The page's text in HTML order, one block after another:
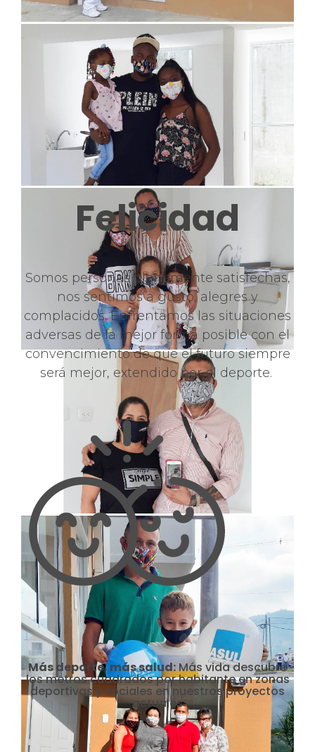
Felicidad
Somos personas plenamente satisfechas,
nos sentimos a gusto, alegres y
complacidos. Enfrentamos las situaciones
adversas de la mejor forma posible con el
convencimiento de que el futuro siempre
será mejor, extendido por el deporte.
Más deporte, más salud:Más vida descubre
los metros cuadrados por habitante en zonas
deportivas y sociales en nuestros proyectos
actuales